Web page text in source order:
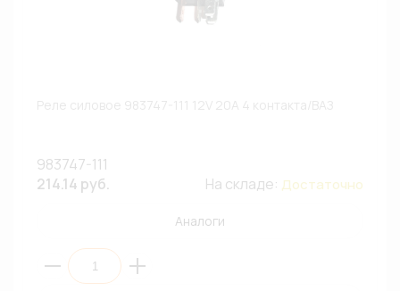
983747-111
214.14 руб.
На складе: Достаточно
Аналоги